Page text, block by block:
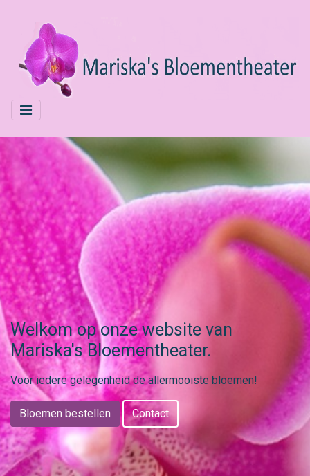
Welkom op onze website van
Mariska's Bloementheater.
Voor iedere gelegenheid de allermooiste bloemen!
Bloemen bestellen Contact